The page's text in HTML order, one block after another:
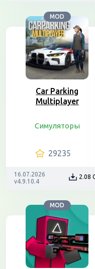
MOD
Car Parking
Multiplayer
Симуляторы
29235
16.07.2026
v4.9.10.4
2.08
MOD